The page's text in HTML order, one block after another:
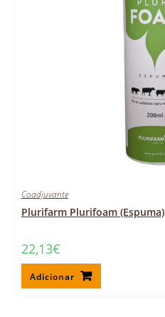
Coadjuvante
Plurifarm Plurifoam (Espuma)
22,13€
Adicionar